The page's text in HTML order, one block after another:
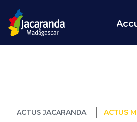
ACTUS JACARANDA ACTUS